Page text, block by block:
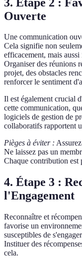
Ouverte
Une communication
Cela signifie non
efficacement, mais
Organiser des réunions
projet, des obstacles
renforcer le sentiment
Il est également crucial
cette communication,
logiciels de gestion de
collaboratifs rapportent
Pièges à éviter :
Ne laissez pas un
Chaque contribution est
4. Étape 3 :
l'Engagement
Reconnaître et
favorise un
susceptibles de
Instituer des
cela.